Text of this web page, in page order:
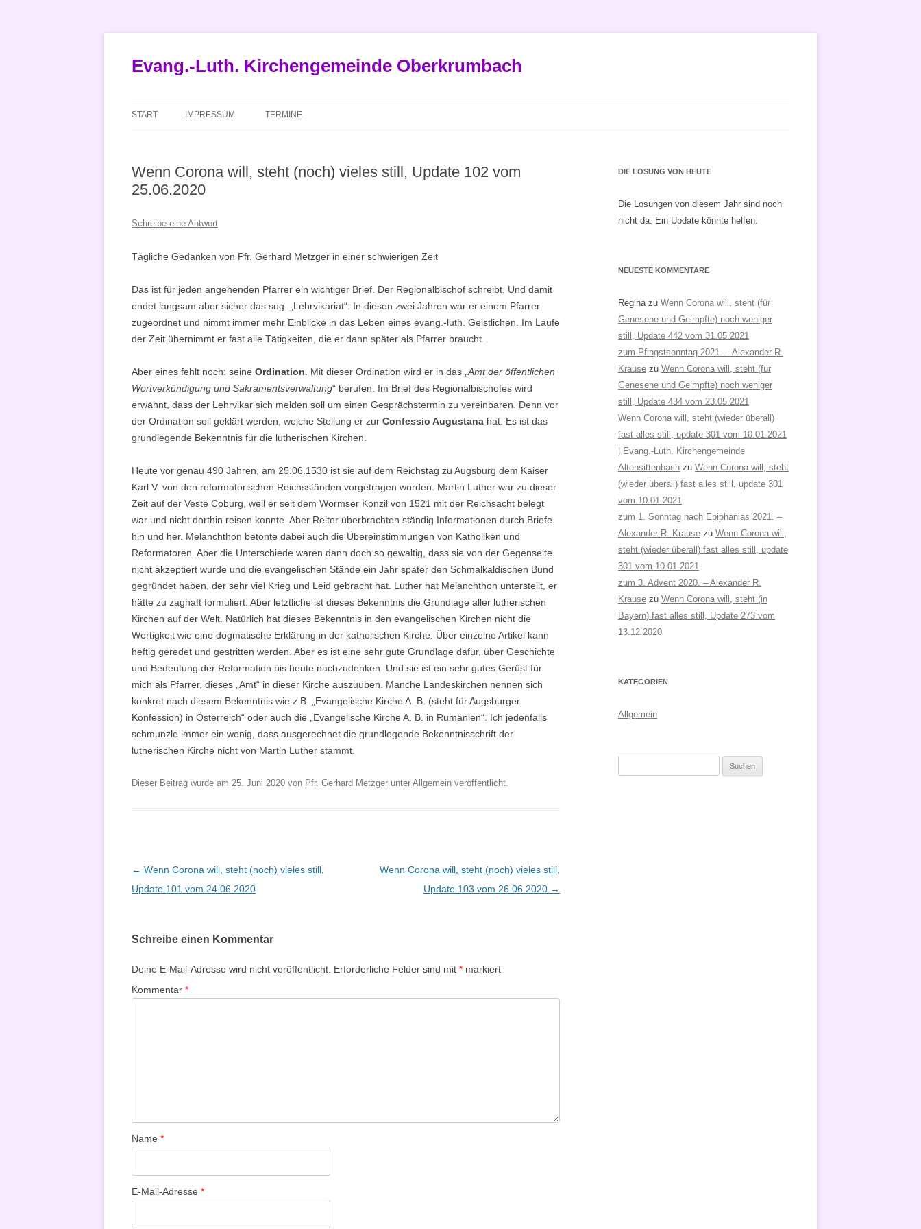
Evang.-Luth. Kirchengemeinde Oberkrumbach
START IMPRESSUM TERMINE
Wenn Corona will, steht (noch) vieles still, Update 102 vom
25.06.2020
Schreibe eine Antwort
Tägliche Gedanken von Pfr. Gerhard Metzger in einer schwierigen Zeit
Das ist für jeden angehenden Pfarrer ein wichtiger Brief. Der Regionalbischof schreibt. Und damit
endet langsam aber sicher das sog. „Lehrvikariat“. In diesen zwei Jahren war er einem Pfarrer
zugeordnet und nimmt immer mehr Einblicke in das Leben eines evang.-luth. Geistlichen. Im Laufe
der Zeit übernimmt er fast alle Tätigkeiten, die er dann später als Pfarrer braucht.
Aber eines fehlt noch: seine Ordination . Mit dieser Ordination wird er in das „ Amt der öffentlichen
Wortverkündigung und Sakramentsverwaltung“ berufen. Im Brief des Regionalbischofes wird
erwähnt, dass der Lehrvikar sich melden soll um einen Gesprächstermin zu vereinbaren. Denn vor
der Ordination soll geklärt werden, welche Stellung er zur Confessio Augustana hat. Es ist das
grundlegende Bekenntnis für die lutherischen Kirchen.
Heute vor genau 490 Jahren, am 25.06.1530 ist sie auf dem Reichstag zu Augsburg dem Kaiser
Karl V. von den reformatorischen Reichsständen vorgetragen worden. Martin Luther war zu dieser
Zeit auf der Veste Coburg, weil er seit dem Wormser Konzil von 1521 mit der Reichsacht belegt
war und nicht dorthin reisen konnte. Aber Reiter überbrachten ständig Informationen durch Briefe
hin und her. Melanchthon betonte dabei auch die Übereinstimmungen von Katholiken und
Reformatoren. Aber die Unterschiede waren dann doch so gewaltig, dass sie von der Gegenseite
nicht akzeptiert wurde und die evangelischen Stände ein Jahr später den Schmalkaldischen Bund
gegründet haben, der sehr viel Krieg und Leid gebracht hat. Luther hat Melanchthon unterstellt, er
hätte zu zaghaft formuliert. Aber letztliche ist dieses Bekenntnis die Grundlage aller lutherischen
Kirchen auf der Welt. Natürlich hat dieses Bekenntnis in den evangelischen Kirchen nicht die
Wertigkeit wie eine dogmatische Erklärung in der katholischen Kirche. Über einzelne Artikel kann
heftig geredet und gestritten werden. Aber es ist eine sehr gute Grundlage dafür, über Geschichte
und Bedeutung der Reformation bis heute nachzudenken. Und sie ist ein sehr gutes Gerüst für
mich als Pfarrer, dieses „Amt“ in dieser Kirche auszuüben. Manche Landeskirchen nennen sich
konkret nach diesem Bekenntnis wie z.B. „Evangelische Kirche A. B. (steht für Augsburger
Konfession) in Österreich“ oder auch die „Evangelische Kirche A. B. in Rumänien“. Ich jedenfalls
schmunzle immer ein wenig, dass ausgerechnet die grundlegende Bekenntnisschrift der
lutherischen Kirche nicht von Martin Luther stammt.
Dieser Beitrag wurde am 25. Juni 2020 von Pfr. Gerhard Metzger unter Allgemein veröffentlicht.
Beitragsnavigation
← Wenn Corona will, steht (noch) vieles still,
Update 101 vom 24.06.2020
Wenn Corona will, steht (noch) vieles still,
Update 103 vom 26.06.2020 →
Schreibe einen Kommentar
Deine E-Mail-Adresse wird nicht veröffentlicht. Erforderliche Felder sind mit * markiert
Kommentar *
Name *
E-Mail-Adresse *
DIE LOSUNG VON HEUTE
Die Losungen von diesem Jahr sind noch
nicht da. Ein Update könnte helfen.
NEUESTE KOMMENTARE
Reginazu Wenn Corona will, steht (für
Genesene und Geimpfte) noch weniger
still, Update 442 vom 31.05.2021
zum Pfingstsonntag 2021. – Alexander R.
Krause zu Wenn Corona will, steht (für
Genesene und Geimpfte) noch weniger
still, Update 434 vom 23.05.2021
Wenn Corona will, steht (wieder überall)
fast alles still, update 301 vom 10.01.2021
| Evang.-Luth. Kirchengemeinde
Altensittenbach zu Wenn Corona will, steht
(wieder überall) fast alles still, update 301
vom 10.01.2021
zum 1. Sonntag nach Epiphanias 2021. –
Alexander R. Krause zu Wenn Corona will,
steht (wieder überall) fast alles still, update
301 vom 10.01.2021
zum 3. Advent 2020. – Alexander R.
Krause zu Wenn Corona will, steht (in
Bayern) fast alles still, Update 273 vom
13.12.2020
KATEGORIEN
Allgemein